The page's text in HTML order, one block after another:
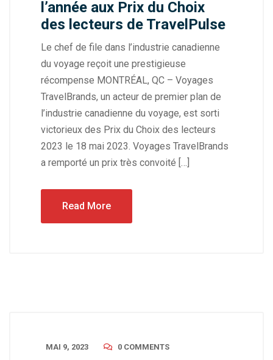
l’année aux Prix du Choix
des lecteurs de TravelPulse
Le chef de file dans l’industrie canadienne
du voyage reçoit une prestigieuse
récompense MONTRÉAL, QC – Voyages
TravelBrands, un acteur de premier plan de
l’industrie canadienne du voyage, est sorti
victorieux des Prix du Choix des lecteurs
2023 le 18 mai 2023. Voyages TravelBrands
a remporté un prix très convoité […]
Read More
MAI 9, 2023
0 COMMENTS